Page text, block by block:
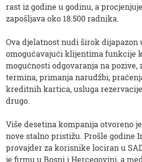
rast iz godine u godinu, a
zapošljava oko 18.500 radnika.
Ova djelatnost nudi širok dijapazon
omogućavajući klijentima funkcije
mogućnosti odgovaranja na pozive,
termina, primanja narudžbi,
kreditnih kartica, usluga
drugo.
Više desetina kompanija otvoreno
nove stalno pristižu. Prošle godine
provajder za korisnike lociran u
je firmu u Bosni i Hercegovini, a